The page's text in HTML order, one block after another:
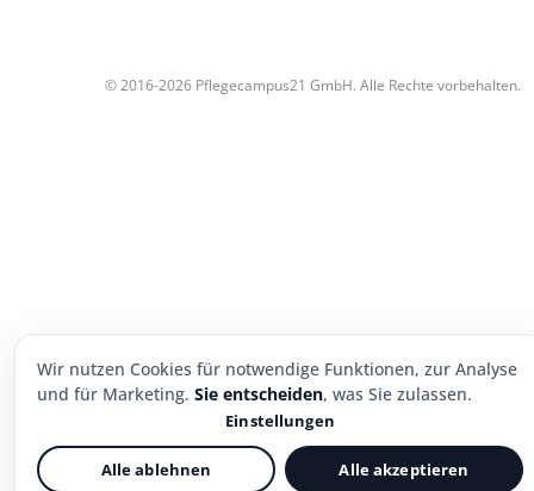
© 2016-2026 Pflegecampus21 GmbH. Alle Rechte vorbehalten.
Wir nutzen Cookies für notwendige Funktionen, zur Analyse
und für Marketing. Sie entscheiden, was Sie zulassen.
Einstellungen
Alle ablehnen Alle akzeptieren
Notwendig Immer aktiv